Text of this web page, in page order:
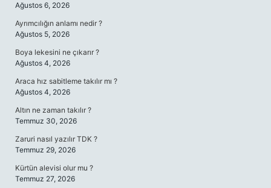
Ağustos 6, 2026
Ayrımcılığın anlamı nedir ?
Ağustos 5, 2026
Boya lekesini ne çıkarır ?
Ağustos 4, 2026
Araca hız sabitleme takılır mı ?
Ağustos 4, 2026
Altın ne zaman takılır ?
Temmuz 30, 2026
Zaruri nasıl yazılır TDK ?
Temmuz 29, 2026
Kürtün alevisi olur mu ?
Temmuz 27, 2026